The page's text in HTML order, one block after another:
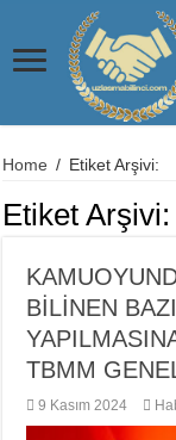
Home / Etiket Arşivi:
Etiket Arşivi:
BİLİNEN
TBMM
9 Kasım 2024